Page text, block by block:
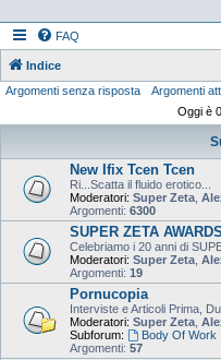
FAQ
Indice
Argomenti senza risposta
Argomenti
Oggi è
New Ifix Tcen Tcen
Ri...Scatta il fluido erotico...
Moderatori: Super Zeta
Argomenti: 6300
SUPER ZETA
Celebriamo i 20 anni di
Moderatori: Super Zeta
Argomenti: 19
Pornucopia
Interviste e Articoli Prima,
Moderatori: Super Zeta
Subforum:
Body Of Work
Argomenti: 57